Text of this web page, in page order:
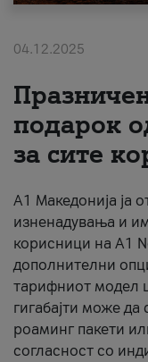
Поддршка
Надополни кредит
За нас
#ПодобарОнлајн
04.12.2025
подарок
за сите
А1 Македонија ја
изненадувања и
корисници на A1
дополнителни
тарифниот модел
гигабајти може да
роаминг пакети
согласност со